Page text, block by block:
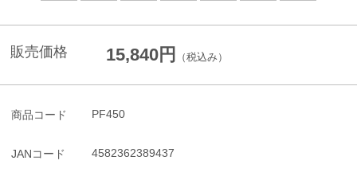
販売価格 15,840円 （税込み）
商品コード PF450
JANコード 4582362389437